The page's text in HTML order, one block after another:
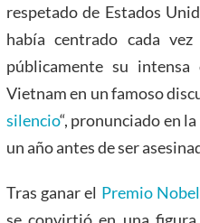
respetado de Estados
había centrado cada
públicamente su
Vietnam en un famoso
silencio“, pronunciado en
un año antes de ser
Tras ganar el Premio
se convirtió en una